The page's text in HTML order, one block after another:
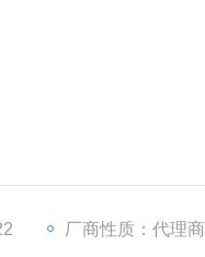
厂商性质：代理商